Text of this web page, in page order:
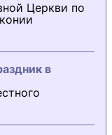
Церкви по
в